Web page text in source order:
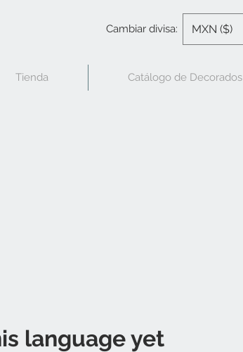
Cambiar divisa: MXN ($)
Tienda Catálogo de Decorados
language yet